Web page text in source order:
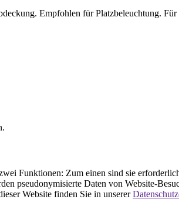
Empfohlen für Platzbeleuchtung. Für
Funktionen: Zum einen sind sie
pseudonymisierte Daten von Website-
Website finden Sie in unserer